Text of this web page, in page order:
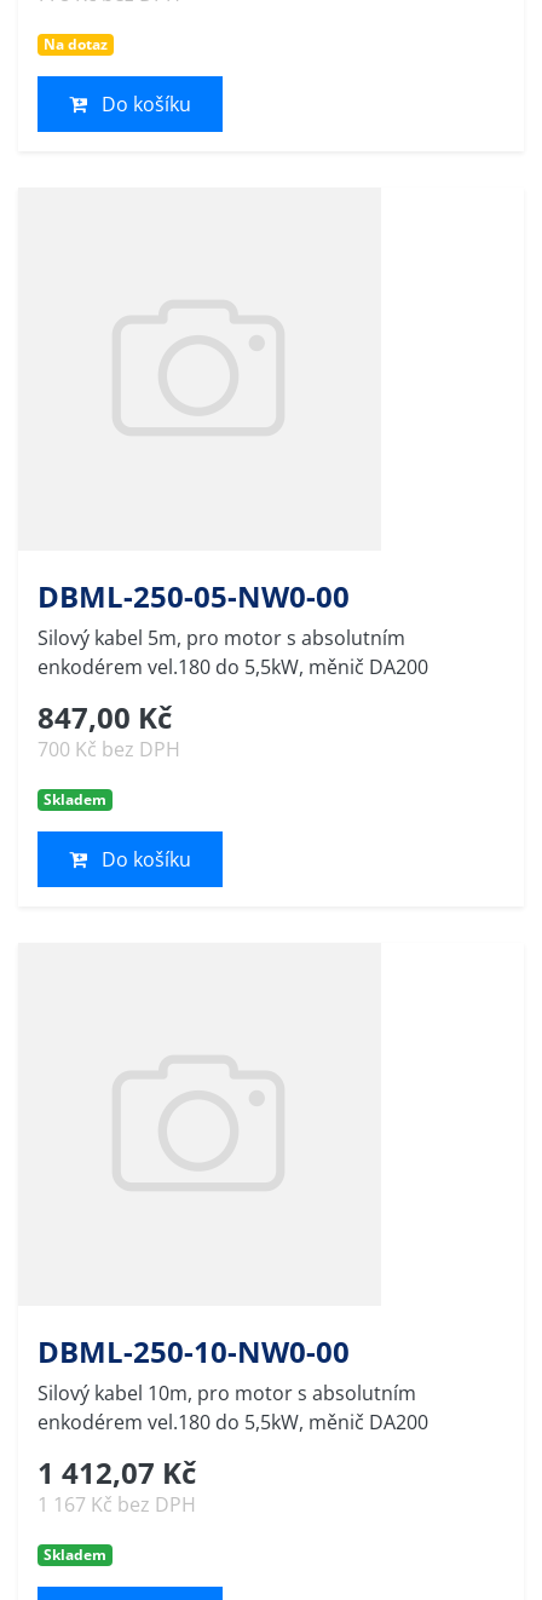
Na dotaz
Do košíku
DBML-250-05-NW0-00
Silový kabel 5m, pro motor s absolutním
enkodérem vel.180 do 5,5kW, měnič DA200
847,00 Kč
700 Kč bez DPH
Skladem
Do košíku
DBML-250-10-NW0-00
Silový kabel 10m, pro motor s absolutním
enkodérem vel.180 do 5,5kW, měnič DA200
1 412,07 Kč
1 167 Kč bez DPH
Skladem